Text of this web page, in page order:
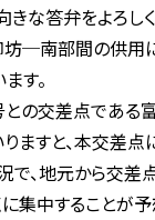
な答弁をよろし
─南部間の供用
す。
の交差点である
すと、本交差
、地元から交
集中することが